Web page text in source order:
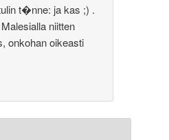
t�nne: ja kas ;) .
niitten
onkohan oikeasti